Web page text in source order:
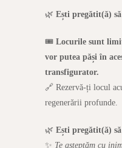
🌿 Ești pregătit(ă)
🎟️ Locurile sunt
vor putea păși în
transfigurator.
🔗 Rezervă-ți locul
regenerării profunde.
🌿 Ești pregătit(ă)
✨ Te așteptăm cu